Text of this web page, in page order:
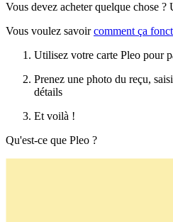
Vous devez acheter quelque chose ?
Vous voulez savoircomment ça
Utilisez votre carte Pleo pour
Prenez une photo du reçu,
détails
Et voilà !
Qu'est-ce que Pleo ?